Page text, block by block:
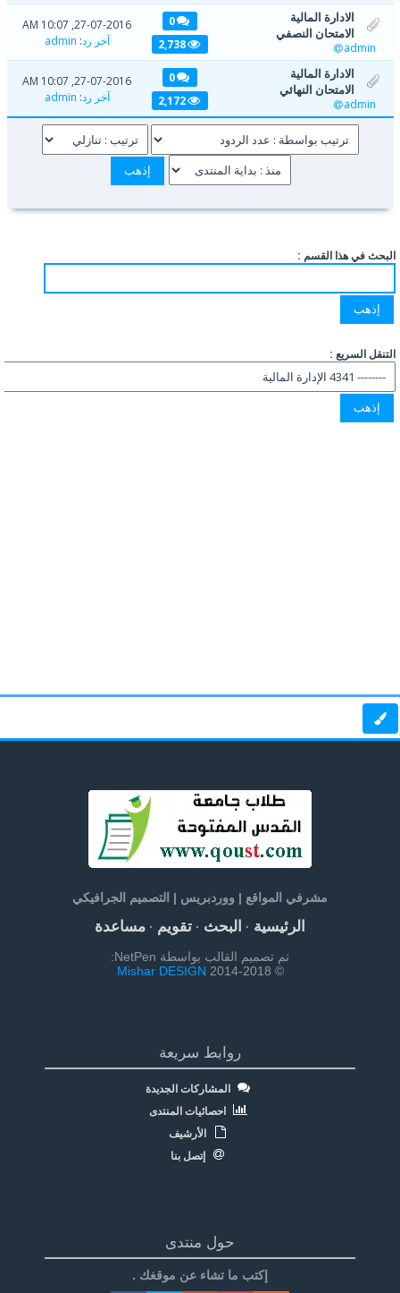
الادارة المالية
الامتحان النصفي
admin
0
2,738
27-07-2016, 10:07 AM
آخر رد:
admin
الادارة المالية
الامتحان النهائي
admin
0
2,172
27-07-2016, 10:07 AM
آخر رد:
admin
البحث في هذا القسم :
التنقل السريع :
مشرفي المواقع | ووردبريس | التصميم الجرافيكي
الرئيسية· البحث· تقويم· مساعدة
تم تصميم القالب بواسطة NetPen:
© 2014-2018
Mishar DESIGN
روابط سريعة
المشاركات الجديدة
احصائيات المنتدى
الأرشيف
إتصل بنا
حول منتدى
إكتب ما تشاء عن موقغك .